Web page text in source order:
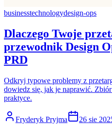
businesstechnologydesign-ops
Dlaczego Twoje
przewodnik Design
PRD
Odkryj typowe problemy z
dowiedz się, jak je naprawić.
praktyce.
Fryderyk Pryjma
26 sie